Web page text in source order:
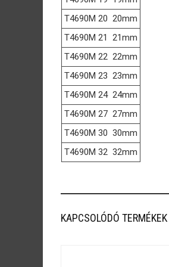
T4690M 20 20mm
T4690M 21
21mm
T4690M 22 22mm
T4690M 23 23mm
T4690M 24 24mm
T4690M 27 27mm
T4690M 30 30mm
T4690M 32 32mm
KAPCSOLÓDÓ TERMÉKEK